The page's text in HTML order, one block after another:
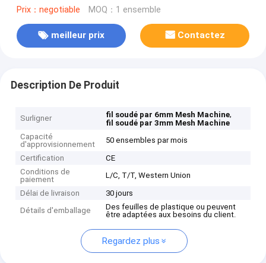
Prix：negotiable MOQ：1 ensemble
meilleur prix Contactez
Description De Produit
Surligner fil soudé par 6mm Mesh Machine,
fil soudé par 3mm Mesh Machine
Capacité
d'approvisionnement
50 ensembles par mois
Certification
CE
Conditions de
paiement
L/C, T/T, Western Union
Délai de livraison
30 jours
Détails d'emballage
Des feuilles de plastique ou peuvent
être adaptées aux besoins du client.
Regardez plus